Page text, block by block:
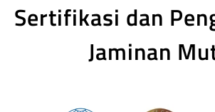
Sertifikasi dan
Jaminan